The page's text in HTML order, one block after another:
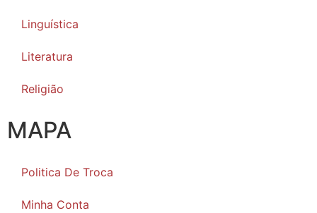
Linguística
Literatura
Religião
MAPA
Politica De Troca
Minha Conta